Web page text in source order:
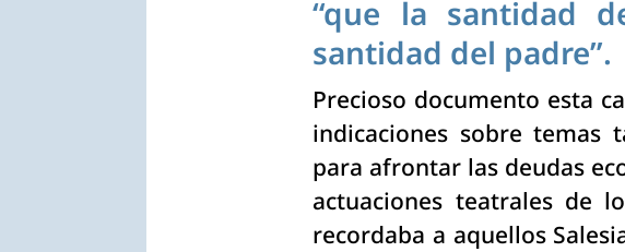
“que la santidad
santidad del padre”.
Precioso documento esta
indicaciones sobre temas
para afrontar las deudas
actuaciones teatrales de
recordaba a aquellos